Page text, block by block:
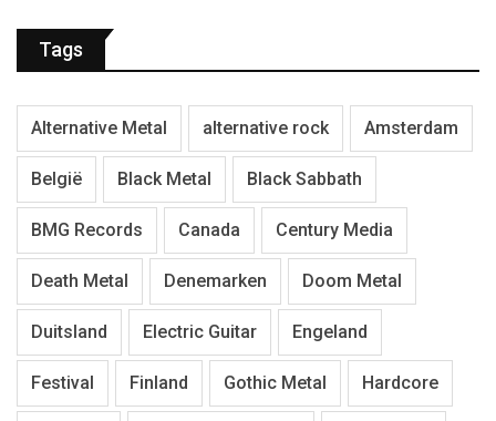
Tags
Alternative Metal alternative rock Amsterdam
België Black Metal Black Sabbath
BMG Records Canada Century Media
Death Metal Denemarken Doom Metal
Duitsland Electric Guitar Engeland
Festival Finland Gothic Metal Hardcore